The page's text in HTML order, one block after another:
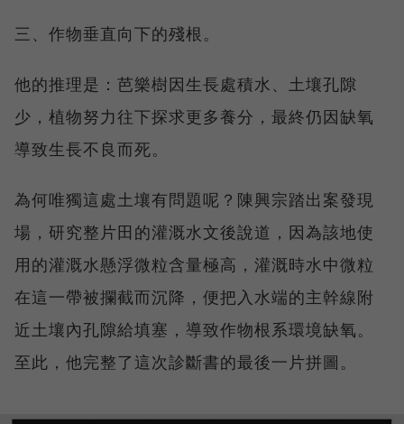
三、作物垂直向下的殘根。
他的推理是：芭樂樹因生長處積水、土壤孔隙
少，植物努力往下探求更多養分，最終仍因缺氧
導致生長不良而死。
為何唯獨這處土壤有問題呢？陳興宗踏出案發現
場，研究整片田的灌溉水文後說道，因為該地使
用的灌溉水懸浮微粒含量極高，灌溉時水中微粒
在這一帶被攔截而沉降，便把入水端的主幹線附
近土壤內孔隙給填塞，導致作物根系環境缺氧。
至此，他完整了這次診斷書的最後一片拼圖。